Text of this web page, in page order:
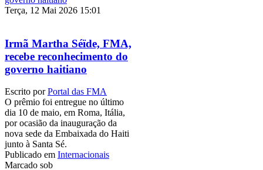
Terça, 12 Mai 2026 15:01
Irmã Martha Séïde, FMA,
recebe reconhecimento do
governo haitiano
Escrito porPortal das FMA
O prêmio foi entregue no último
dia 10 de maio, em Roma, Itália,
por ocasião da inauguração da
nova sede da Embaixada do Haiti
junto à Santa Sé.
Publicado em Internacionais
Marcado sob